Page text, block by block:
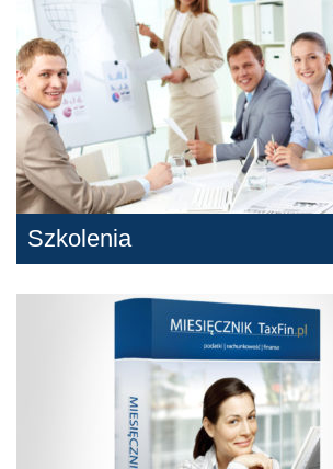
Szkolenia